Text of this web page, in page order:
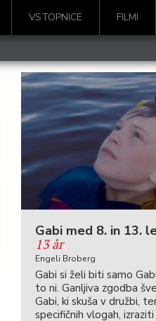
VSTOPNICE FILMI
Gabi med 8. in 13.
13 år
Engeli Broberg
Gabi si želi biti samo
to ni. Ganljiva zgodba
Gabi, ki skuša v družbi,
specifičnih vlogah,